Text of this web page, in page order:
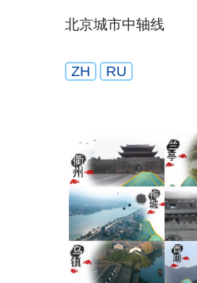
北京城市中轴线
ZH RU